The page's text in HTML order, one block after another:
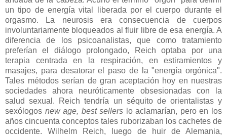
un tipo de energía vital liberada por el cuerpo durante el
orgasmo. La neurosis era consecuencia de cuerpos
involuntariamente bloqueados al fluir libre de esa energía. A
diferencia de los psicoanalistas, que como tratamiento
preferían el diálogo prolongado, Reich optaba por una
terapia centrada en la respiración, en estiramientos y
masajes, para desatorar el paso de la "energía orgónica".
Tales métodos serían de gran aceptación hoy en nuestras
sociedades ahora neuróticamente obsesionadas con la
salud sexual. Reich tendría un séquito de orientalistas y
sexólogos new age, best sellers lo aclamarían, pero en los
años cincuenta conceptos tales ruborizaban los cachetes de
occidente. Wilhelm Reich, luego de huir de Alemania,